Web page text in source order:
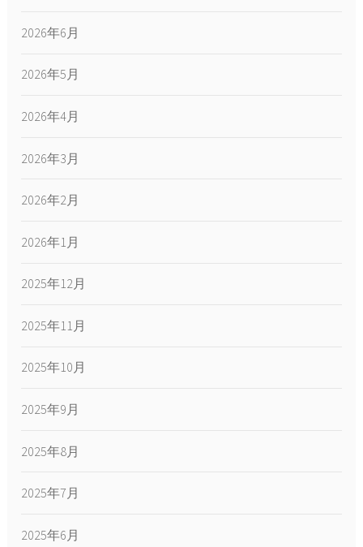
2026年6月
2026年5月
2026年4月
2026年3月
2026年2月
2026年1月
2025年12月
2025年11月
2025年10月
2025年9月
2025年8月
2025年7月
2025年6月